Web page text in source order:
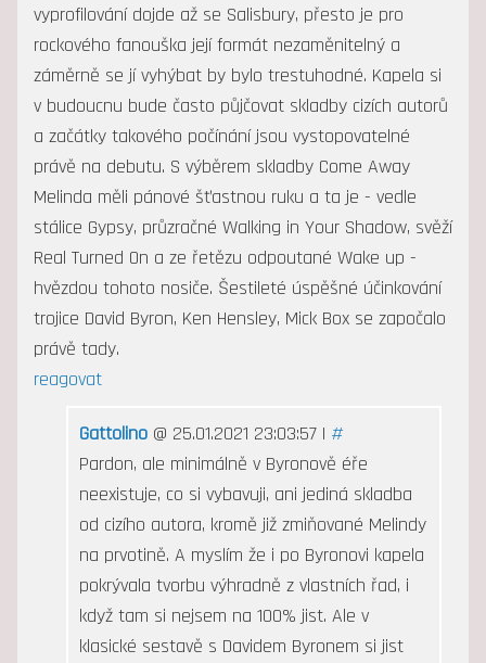
vyprofilování dojde až se Salisbury, přesto je pro
rockového fanouška její formát nezaměnitelný a
záměrně se jí vyhýbat by bylo trestuhodné. Kapela si
v budoucnu bude často půjčovat skladby cizích autorů
a začátky takového počínání jsou vystopovatelné
právě na debutu. S výběrem skladby Come Away
Melinda měli pánové šťastnou ruku a ta je - vedle
stálice Gypsy, průzračné Walking in Your Shadow, svěží
Real Turned On a ze řetězu odpoutané Wake up -
hvězdou tohoto nosiče. Šestileté úspěšné účinkování
trojice David Byron, Ken Hensley, Mick Box se započalo
právě tady.
reagovat
Gattolino@ 25.01.2021 23:03:57 | #
Pardon, ale minimálně v Byronově éře
neexistuje, co si vybavuji, ani jediná skladba
od cizího autora, kromě již zmiňované Melindy
na prvotině. A myslím že i po Byronovi kapela
pokrývala tvorbu výhradně z vlastních řad, i
když tam si nejsem na 100% jist. Ale v
klasické sestavě s Davidem Byronem si jist